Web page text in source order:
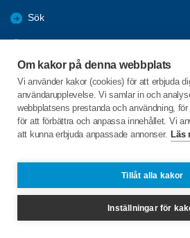
Om kakor på denna webbplats
Vi använder kakor (cookies) för att erbjuda
användarupplevelse. Vi samlar in och
webbplatsens prestanda och användning,
för att förbättra och anpassa innehållet. Vi
att kunna erbjuda anpassade annonser. Läs
Tillåt alla kakor
Inställningar för
Sök
Press
Webbutik
SPF Seniorernas intranät
Lindesberg
Start
Om föreningen